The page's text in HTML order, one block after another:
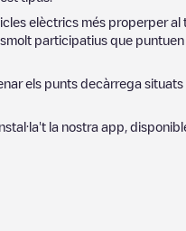
elèctrics més properper al
participatius que
els punts decàrrega situats
instal·la't la nostra app,